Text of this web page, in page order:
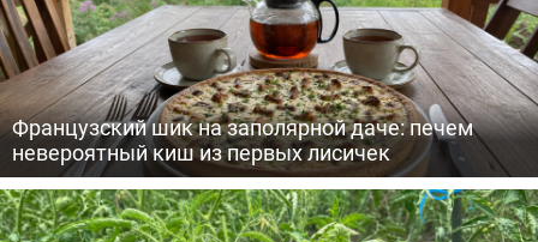
Французский шик на заполярной даче: печем
невероятный киш из первых лисичек